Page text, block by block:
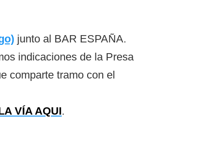
junto al BAR ESPAÑA.
indicaciones de la Presa
comparte tramo con el
VÍA AQUI.